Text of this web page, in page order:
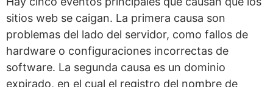
sitios web se caigan. La primera causa son
problemas del lado del servidor, como fallos de
hardware o configuraciones incorrectas de
software. La segunda causa es un dominio
expirado, en el cual el registro del nombre de